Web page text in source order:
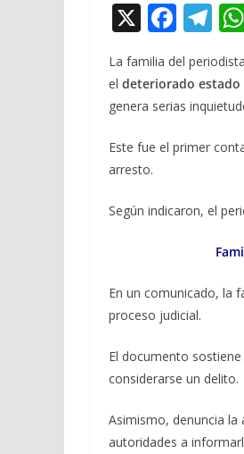
X F
ac
e
b
o
T
el
e
gr
m
La familia del
el deteriorado estado
genera serias
Este fue el primer
arresto.
Según indicaron, el
En un comunicado, la
proceso judicial.
El documento
considerarse un delito.
Asimismo, denuncia la
autoridades a